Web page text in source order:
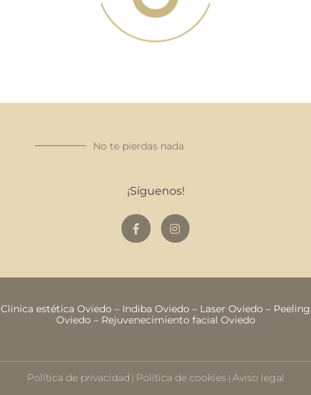
No te pierdas nada
¡Síguenos!
Clínica estética Oviedo – Indiba Oviedo – Laser Oviedo – Peeling
Oviedo – Rejuvenecimiento facial Oviedo
Política de privacidad | Política de cookies | Aviso legal